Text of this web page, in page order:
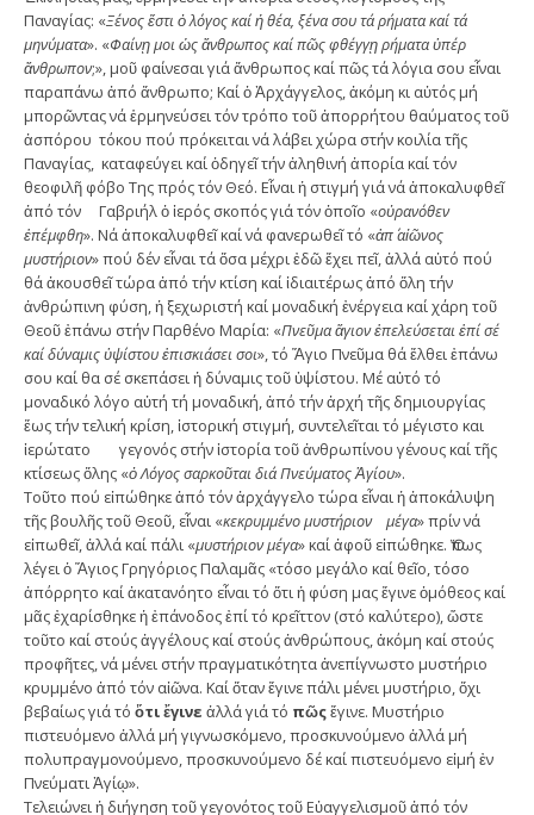
Παναγίας: «Ξένος ἔστι ὁ λόγος καί ἡ θέα, ξένα σου τά ρήματα καί τά
μηνύματα». «Φαίνῃ μοι ὡς ἄνθρωπος καί πῶς φθέγγῃ ρήματα ὑπέρ
ἄνθρωπον;», μοῦ φαίνεσαι γιά ἄνθρωπος καί πῶς τά λόγια σου εἶναι
παραπάνω ἀπό ἄνθρωπο; Καί ὁ Ἀρχάγγελος, ἀκόμη κι αὐτός μή
μπορῶντας νά ἑρμηνεύσει τόν τρόπο τοῦ ἀπορρήτου θαύματος τοῦ
ἀσπόρου τόκου πού πρόκειται νά λάβει χώρα στήν κοιλία τῆς
Παναγίας, καταφεύγει καί ὁδηγεῖ τήν ἀληθινή ἀπορία καί τόν
θεοφιλῆ φόβο Της πρός τόν Θεό. Εἶναι ἡ στιγμή γιά νά ἀποκαλυφθεῖ
ἀπό τόν Γαβριήλ ὁ ἱερός σκοπός γιά τόν ὁποῖο «οὐρανόθεν
ἐπέμφθη». Νά ἀποκαλυφθεῖ καί νά φανερωθεῖ τό «ἀπ΄ αἰῶνος
μυστήριον» πού δέν εἶναι τά ὅσα μέχρι ἐδῶ ἔχει πεῖ, ἀλλά αὐτό πού
θά ἀκουσθεῖ τώρα ἀπό τήν κτίση καί ἰδιαιτέρως ἀπό ὅλη τήν
ἀνθρώπινη φύση, ἡ ξεχωριστή καί μοναδική ἐνέργεια καί χάρη τοῦ
Θεοῦ ἐπάνω στήν Παρθένο Μαρία: «Πνεῦμα ἅγιον ἐπελεύσεται ἐπί σέ
καί δύναμις ὑψίστου ἐπισκιάσει σοι», τό Ἅγιο Πνεῦμα θά ἔλθει ἐπάνω
σου καί θα σέ σκεπάσει ἡ δύναμις τοῦ ὑψίστου. Μέ αὐτό τό
μοναδικό λόγο αὐτή τή μοναδική, ἀπό τήν ἀρχή τῆς δημιουργίας
ἕως τήν τελική κρίση, ἱστορική στιγμή, συντελεῖται τό μέγιστο και
ἱερώτατο γεγονός στήν ἱστορία τοῦ ἀνθρωπίνου γένους καί τῆς
κτίσεως ὅλης «ὁ Λόγος σαρκοῦται διά Πνεύματος Ἁγίου».
Τοῦτο πού εἰπώθηκε ἀπό τόν ἀρχάγγελο τώρα εἶναι ἡ ἀποκάλυψη
τῆς βουλῆς τοῦ Θεοῦ, εἶναι «κεκρυμμένο μυστήριον μέγα» πρίν νά
εἰπωθεῖ, ἀλλά καί πάλι «μυστήριον μέγα» καί ἀφοῦ εἰπώθηκε. Ὅπως
λέγει ὁ Ἅγιος Γρηγόριος Παλαμᾶς «τόσο μεγάλο καί θεῖο, τόσο
ἀπόρρητο καί ἀκατανόητο εἶναι τό ὅτι ἡ φύση μας ἔγινε ὁμόθεος καί
μᾶς ἐχαρίσθηκε ἡ ἐπάνοδος ἐπί τό κρεῖττον (στό καλύτερο), ὥστε
τοῦτο καί στούς ἀγγέλους καί στούς ἀνθρώπους, ἀκόμη καί στούς
προφῆτες, νά μένει στήν πραγματικότητα ἀνεπίγνωστο μυστήριο
κρυμμένο ἀπό τόν αἰῶνα. Καί ὅταν ἔγινε πάλι μένει μυστήριο, ὄχι
βεβαίως γιά τό ὅτι ἔγινε ἀλλά γιά τό πῶςἔγινε. Μυστήριο
πιστευόμενο ἀλλά μή γιγνωσκόμενο, προσκυνούμενο ἀλλά μή
πολυπραγμονούμενο, προσκυνούμενο δέ καί πιστευόμενο εἰμή ἐν
Πνεύματι Ἁγίῳ».
Τελειώνει ἡ διήγηση τοῦ γεγονότος τοῦ Εὐαγγελισμοῦ ἀπό τόν